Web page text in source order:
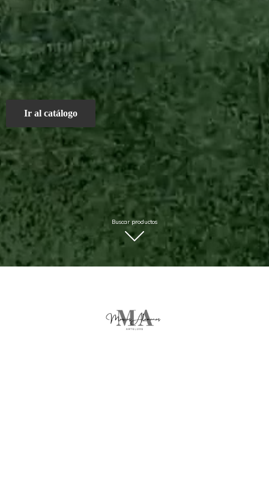
Ir al catálogo
Buscar productos